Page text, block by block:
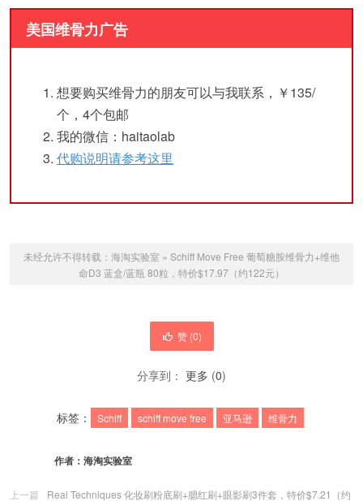
美国维骨力广告
想要购买维骨力的朋友可以与我联系，￥135/
个，4个包邮
我的微信：haitaolab
代购说明请参考这里
未经允许不得转载： 海淘实验室 » Schiff Move Free 葡萄糖胺维骨力+维他
命D3 蓝盒/蓝瓶 80粒，特价$17.97（约122元）
赞 (0)
分享到： 更多 (0)
标签： Schiff schiff move free 亚马逊 维骨力
作者： 海淘实验室
上一篇
Real Techniques 化妆刷粉底刷+腮红刷+眼影刷3件套，特价$7.21（约